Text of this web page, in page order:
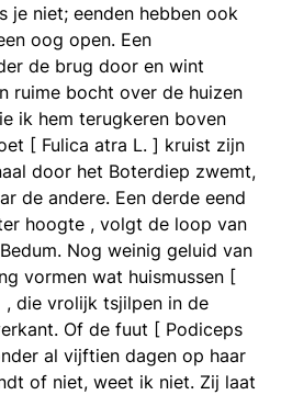
je niet; eenden hebben ook
oog open. Een
de brug door en wint
ruime bocht over de huizen
ik hem terugkeren boven
[ Fulica atra L. ] kruist zijn
door het Boterdiep zwemt,
de andere. Een derde eend
hoogte , volgt de loop van
Nog weinig geluid van
vormen wat huismussen [
, die vrolijk tsjilpen in de
Of de fuut [ Podiceps
al vijftien dagen op haar
of niet, weet ik niet. Zij laat